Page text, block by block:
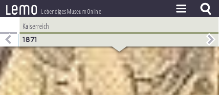
lemo Lebendiges Museum Online
ZEITSTRAHL
THEMEN
ZEITZEUGEN
BESTAND
Kaiserreich
1871